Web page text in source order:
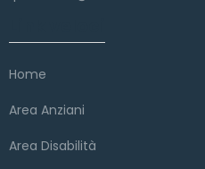
Home
Area Anziani
Area Disabilità